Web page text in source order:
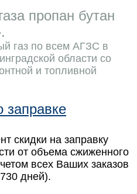
пропан бутан
газ по всем АГЗС в
области со
и топливной
заправке
скидки на заправку
от объема сжиженного
всех Ваших заказов
дней).